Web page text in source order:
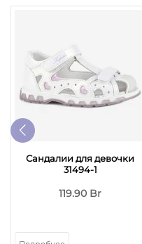
Сандалии для девочки
31494-1
119.90 Br